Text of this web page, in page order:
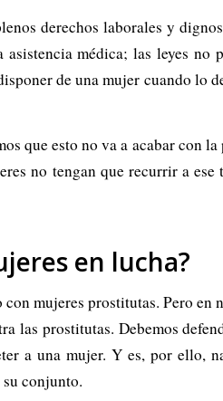
derechos laborales y
médica; las leyes no
de una mujer cuando lo
que esto no va a acabar con
no tengan que recurrir a
en lucha?
mujeres prostitutas. Pero en
las prostitutas. Debemos
a una mujer. Y es, por ello,
conjunto.